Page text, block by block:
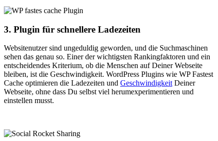
3. Plugin für schnellere Ladezeiten
Websitenutzer sind ungeduldig geworden, und die Suchmaschinen
sehen das genau so. Einer der wichtigsten Rankingfaktoren und ein
entscheidendes Kriterium, ob die Menschen auf Deiner Webseite
bleiben, ist die Geschwindigkeit. WordPress Plugins wie WP Fastest
Cache optimieren die Ladezeiten und Geschwindigkeit Deiner
Webseite, ohne dass Du selbst viel herumexperimentieren und
einstellen musst.